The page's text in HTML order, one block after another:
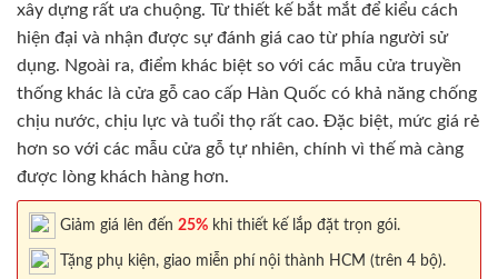
xây dựng rất ưa chuộng. Từ thiết kế bắt mắt để kiểu cách
hiện đại và nhận được sự đánh giá cao từ phía người sử
dụng. Ngoài ra, điểm khác biệt so với các mẫu cửa truyền
thống khác là cửa gỗ cao cấp Hàn Quốc có khả năng chống
chịu nước, chịu lực và tuổi thọ rất cao. Đặc biệt, mức giá rẻ
hơn so với các mẫu cửa gỗ tự nhiên, chính vì thế mà càng
được lòng khách hàng hơn.
Giảm giá lên đến 25% khi thiết kế lắp đặt trọn gói.
Tặng phụ kiện, giao miễn phí nội thành HCM (trên 4 bộ).